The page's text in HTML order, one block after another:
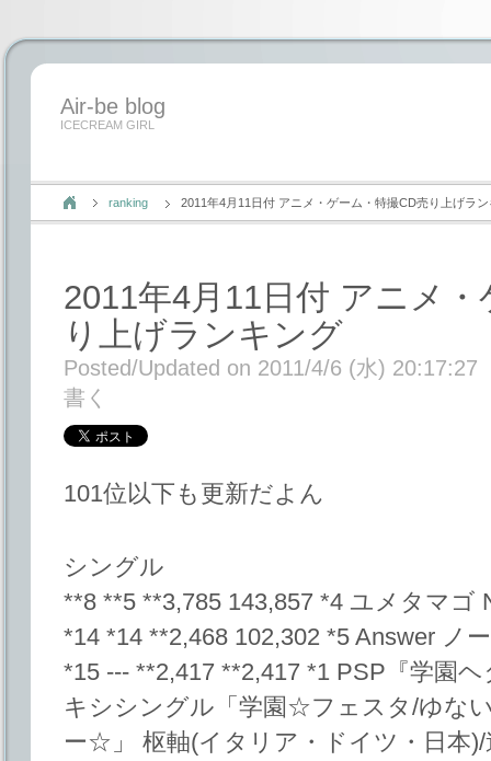
Air-be blog
ICECREAM GIRL
ranking 2011年4月11日付 アニメ・ゲーム・特撮CD売り上げラ
2011年4月11日付 アニメ
り上げランキング
Posted/Updated on 2011/4/6 (水) 20:17:27
書く
101位以下も更新だよん
シングル
**8 **5 **3,785 143,857 *4 ユメタマゴ
*14 *14 **2,468 102,302 *5 Answer ノ
*15 --- **2,417 **2,417 *1 PSP『学園
キシシングル「学園☆フェスタ/ゆな
ー☆」 枢軸(イタリア・ドイツ・日本